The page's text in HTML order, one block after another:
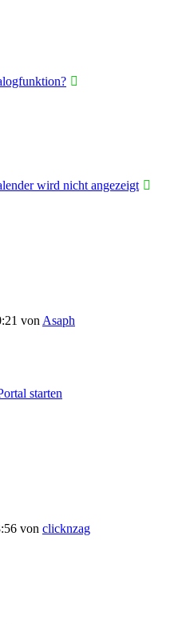
wird nicht angezeigt
vonAsaph
starten
von clicknzag